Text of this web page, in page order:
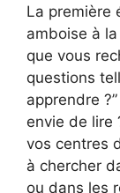
La première
amboise à
que vous
questions
apprendre
envie de lire
vos centres
à chercher
ou dans les